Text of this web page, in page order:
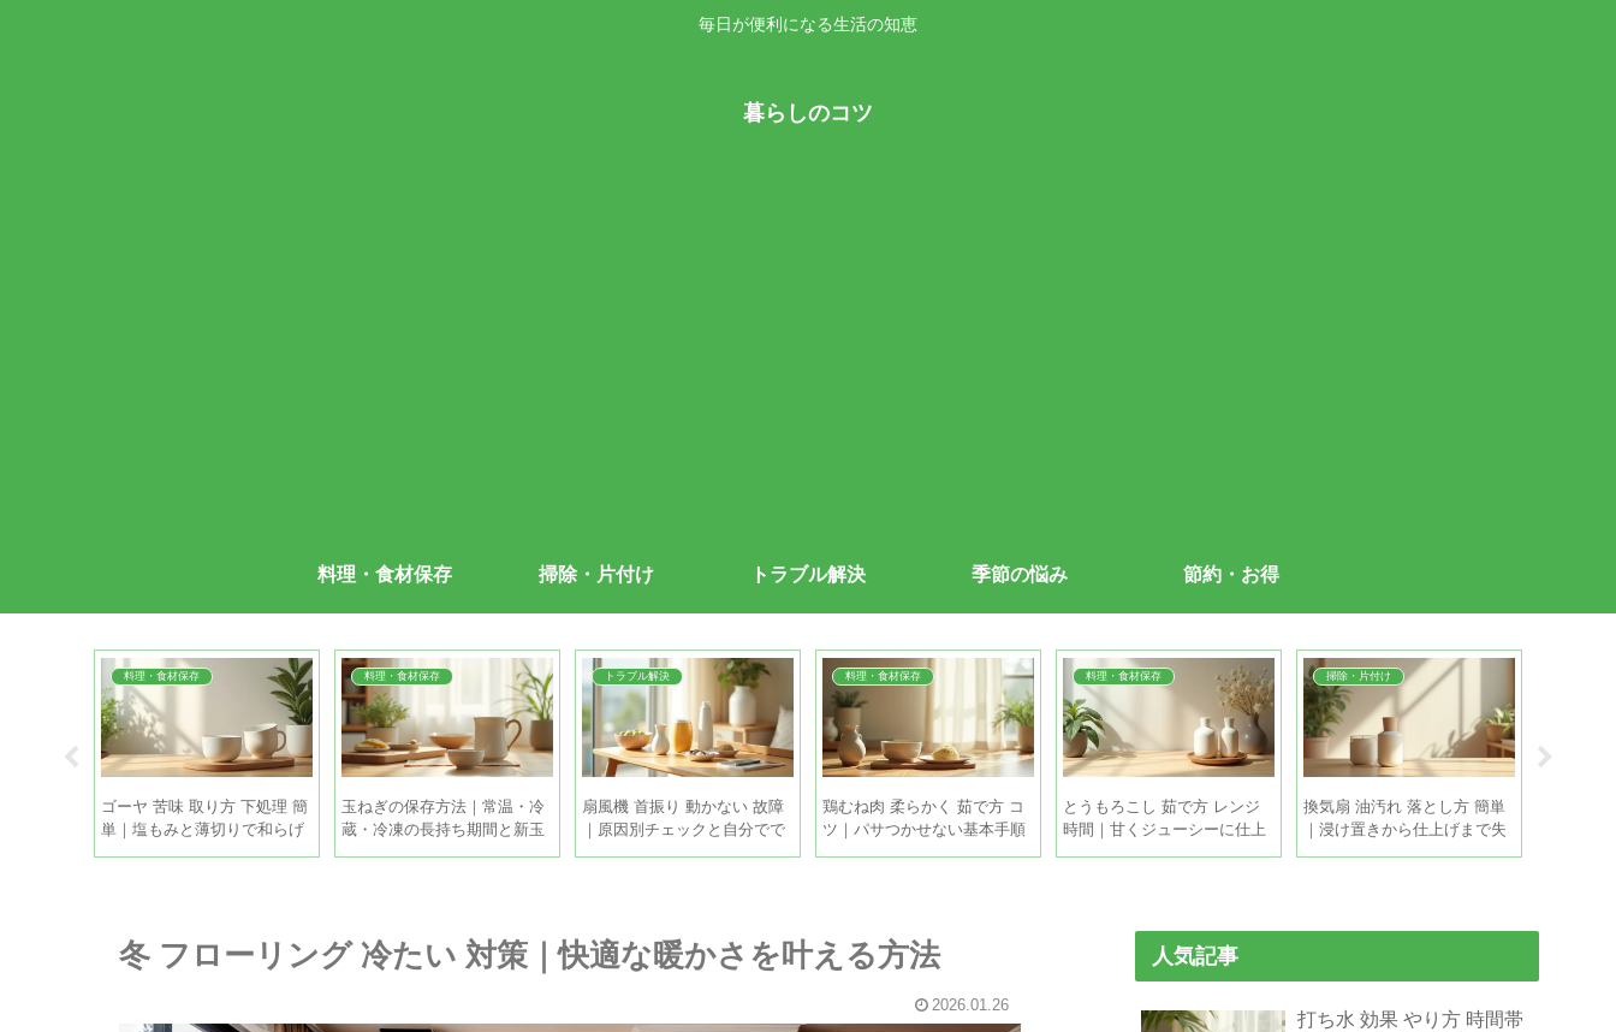
毎日が便利になる生活の知恵
暮らしのコツ
料理・食材保存 掃除・片付け トラブル解決 季節の悩み 節約・お得
料理・食材保存
ゴーヤ 苦味 取り方 下処理 簡
単｜塩もみと薄切りで和らげ
る手順
料理・食材保存
玉ねぎの保存方法｜常温・冷
蔵・冷凍の長持ち期間と新玉
ねぎの違い
トラブル解決
扇風機 首振り 動かない 故障
｜原因別チェックと自分でで
きる直し方
料理・食材保存
鶏むね肉 柔らかく 茹で方 コ
ツ｜パサつかせない基本手順
とちょい足しテク
料理・食材保存
とうもろこし 茹で方 レンジ
時間｜甘くジューシーに仕上
げる本数別の目安
掃除・片付け
換気扇 油汚れ 落とし方 簡単
｜浸け置きから仕上げまで失
敗しない時短掃除
冬 フローリング 冷たい 対策｜快適な暖かさを叶える方法
2026.01.26
人気記事
打ち水 効果 やり方 時間帯